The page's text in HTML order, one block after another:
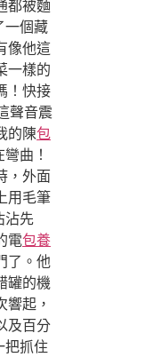
都被麵
一個藏
像他這
一樣的
！快接
聲音震
的陳包
曲！
，外面
用毛筆
沾先
電包養
了。他
罐的機
起，
及百分
把抓住